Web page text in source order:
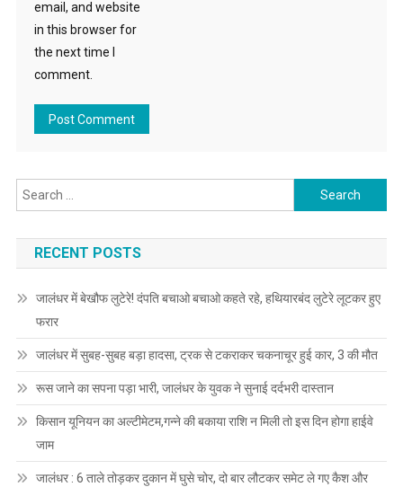
email, and website
in this browser for
the next time I
comment.
Search for:
RECENT POSTS
जालंधर में बेखौफ लुटेरे! दंपति बचाओ बचाओ कहते रहे, हथियारबंद लुटेरे लूटकर हुए
फरार
जालंधर में सुबह-सुबह बड़ा हादसा, ट्रक से टकराकर चकनाचूर हुई कार, 3 की मौत
रूस जाने का सपना पड़ा भारी, जालंधर के युवक ने सुनाई दर्दभरी दास्तान
किसान यूनियन का अल्टीमेटम,गन्ने की बकाया राशि न मिली तो इस दिन होगा हाईवे
जाम
जालंधर : 6 ताले तोड़कर दुकान में घुसे चोर, दो बार लौटकर समेट ले गए कैश और